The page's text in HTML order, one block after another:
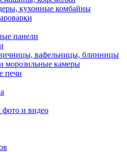
кухонные комбайны
панели
вафельницы, блинницы
морозильные камеры
печи
фото и видео